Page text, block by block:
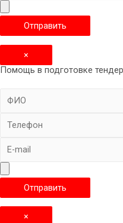
×
Помощь в подготовке
×